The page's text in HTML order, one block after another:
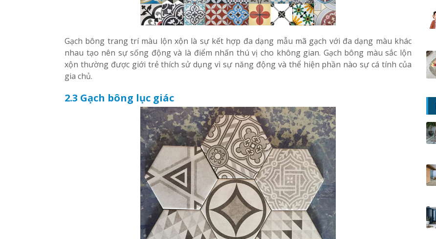
Gạch bông trang trí màu lộn xộn là sự kết hợp đa dạng mẫu mã gạch với đa dạng màu khác
nhau tạo nên sự sống động và là điểm nhấn thú vị cho không gian. Gạch bông màu sắc lộn
xộn thường được giới trẻ thích sử dụng vì sự năng động và thể hiện phần nào sự cá tính của
gia chủ.
2.3 Gạch bông lục giác